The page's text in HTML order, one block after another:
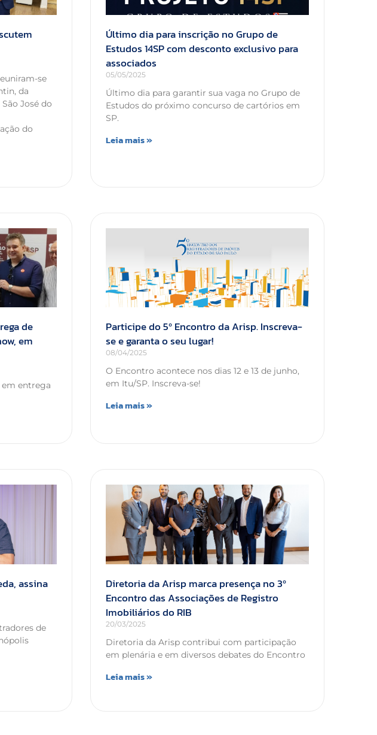
se
da
José do
do
Último dia para inscrição no Grupo de
Estudos 14SP com desconto exclusivo para
associados
05/05/2025
Último dia para garantir sua vaga no Grupo de
Estudos do próximo concurso de cartórios em
SP.
Leia mais »
de
em
entrega
Participe do 5º Encontro da Arisp. Inscreva-
se e garanta o seu lugar!
08/04/2025
O Encontro acontece nos dias 12 e 13 de junho,
em Itu/SP. Inscreva-se!
Leia mais »
assina
de
Diretoria da Arisp marca presença no 3º
Encontro das Associações de Registro
Imobiliários do RIB
20/03/2025
Diretoria da Arisp contribui com participação
em plenária e em diversos debates do Encontro
Leia mais »